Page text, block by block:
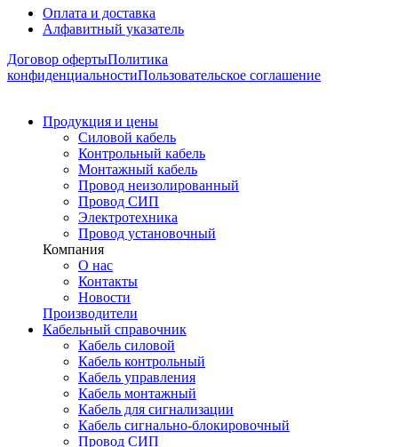
Оплата и доставка
Алфавитный указатель
Договор офертыПолитика
конфиденциальностиПользовательское соглашение
Продукция и цены
Силовой кабель
Контрольный кабель
Монтажный кабель
Провод неизолированный
Провод СИП
Электротехника
Провод установочный
Компания
О нас
Контакты
Новости
Производители
Кабельный справочник
Кабель силовой
Кабель контрольный
Кабель управления
Кабель монтажный
Кабель для сигнализации
Кабель сигнально-блокировочный
Провод СИП